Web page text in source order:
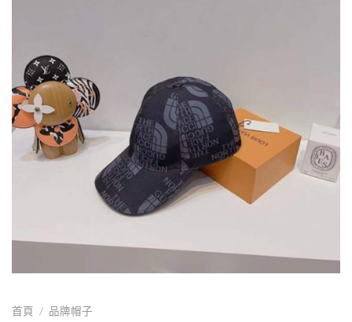
首頁 / 品牌帽子